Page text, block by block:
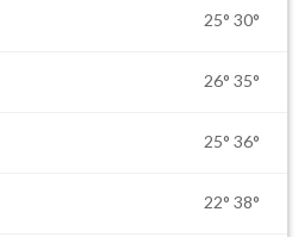
25° 30°
26° 35°
25° 36°
22° 38°